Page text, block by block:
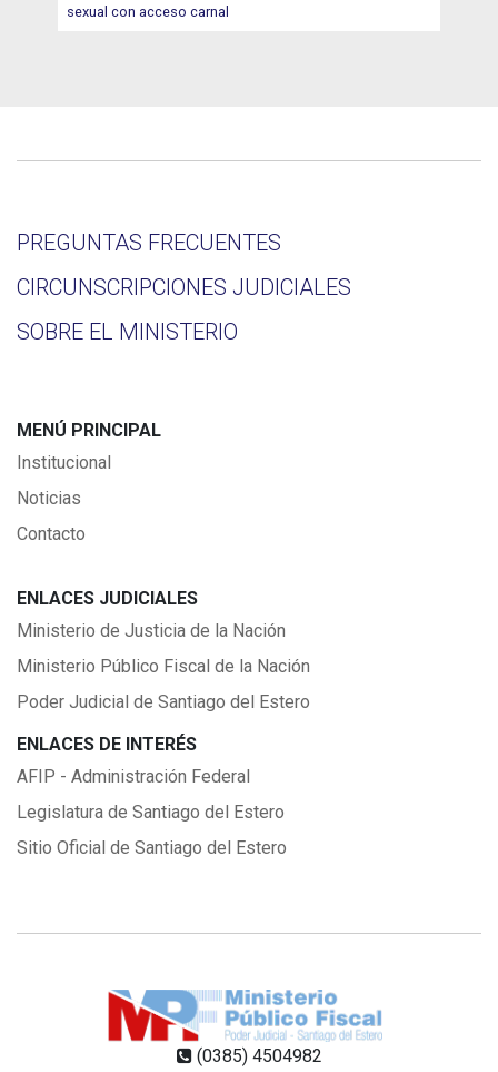
sexual con acceso carnal
PREGUNTAS FRECUENTES
CIRCUNSCRIPCIONES JUDICIALES
SOBRE EL MINISTERIO
MENÚ PRINCIPAL
Institucional
Noticias
Contacto
ENLACES JUDICIALES
Ministerio de Justicia de la Nación
Ministerio Público Fiscal de la Nación
Poder Judicial de Santiago del Estero
ENLACES DE INTERÉS
AFIP - Administración Federal
Legislatura de Santiago del Estero
Sitio Oficial de Santiago del Estero
(0385) 4504982